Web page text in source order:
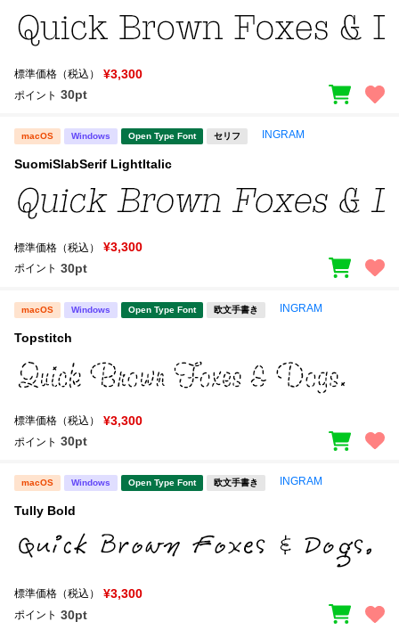
標準価格（税込） ¥3,300
ポイント 30pt
macOS Windows Open Type Font セリフ INGRAM
SuomiSlabSerif LightItalic
標準価格（税込） ¥3,300
ポイント 30pt
macOS Windows Open Type Font 欧文手書き INGRAM
Topstitch
標準価格（税込） ¥3,300
ポイント 30pt
macOS Windows Open Type Font 欧文手書き INGRAM
Tully Bold
標準価格（税込） ¥3,300
ポイント 30pt